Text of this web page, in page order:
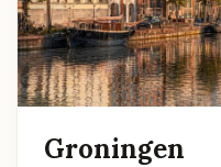
Groningen